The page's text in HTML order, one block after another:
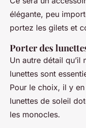
élégante, peu
portez les gilets et
Porter des
Un autre détail qu’il
lunettes sont
Pour le choix, il y
lunettes de soleil
les monocles.